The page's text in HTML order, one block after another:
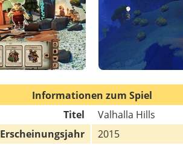
Informationen zum Spiel
Titel
Valhalla Hills
Erscheinungsjahr
2015